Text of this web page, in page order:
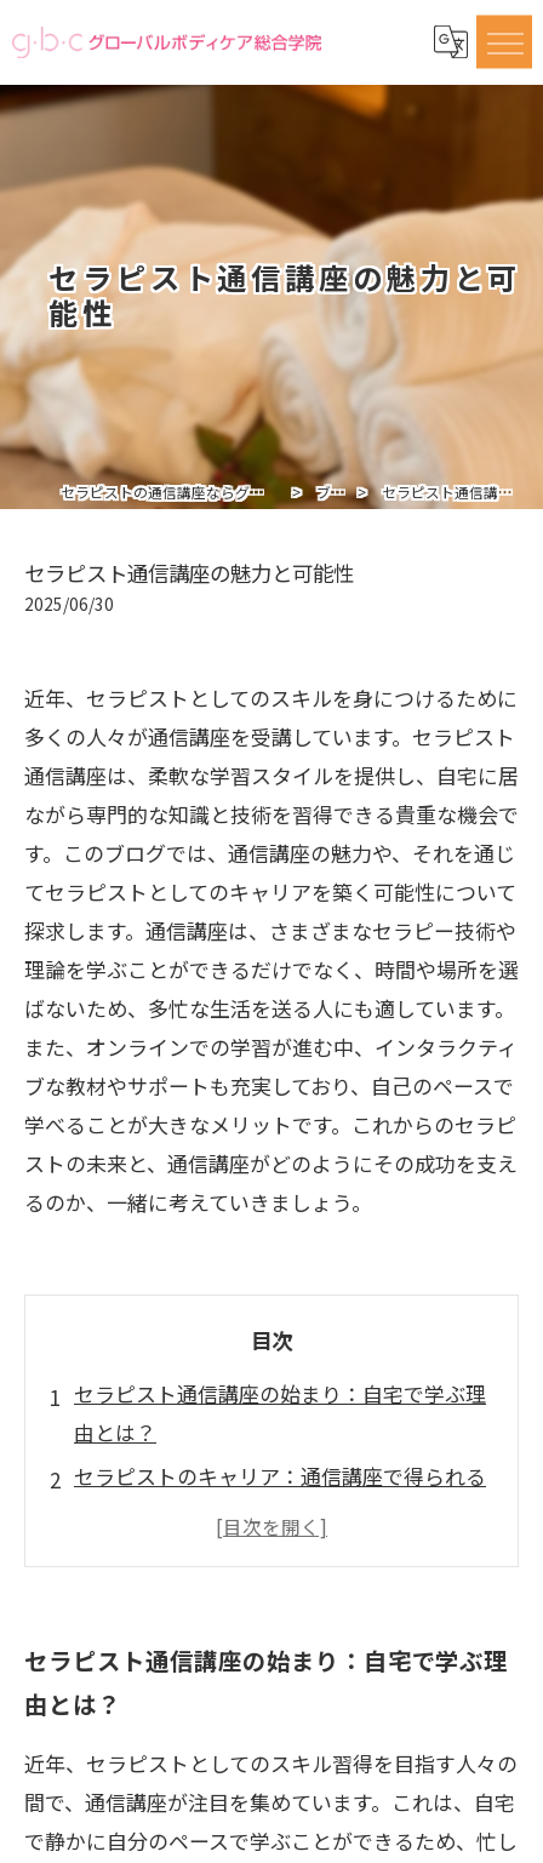
セラピスト通信講座の魅力と可
能性
セラピストの通信講座ならグローバルボディケア総合学院 ブログ セラピスト通信講座の魅力と可能性
セラピスト通信講座の魅力と可能性
2025/06/30
近年、セラピストとしてのスキルを身につけるために
多くの人々が通信講座を受講しています。セラピスト
通信講座は、柔軟な学習スタイルを提供し、自宅に居
ながら専門的な知識と技術を習得できる貴重な機会で
す。このブログでは、通信講座の魅力や、それを通じ
てセラピストとしてのキャリアを築く可能性について
探求します。通信講座は、さまざまなセラピー技術や
理論を学ぶことができるだけでなく、時間や場所を選
ばないため、多忙な生活を送る人にも適しています。
また、オンラインでの学習が進む中、インタラクティ
ブな教材やサポートも充実しており、自己のペースで
学べることが大きなメリットです。これからのセラピ
ストの未来と、通信講座がどのようにその成功を支え
るのか、一緒に考えていきましょう。
目次
セラピスト通信講座の始まり：自宅で学ぶ理
由とは？
セラピストのキャリア：通信講座で得られる
学びの自由：多忙な生活でもスキルを磨ける
材の魅力
未来へのステップ：通信講座がセラピストを
支える
経験者の声：通信講座での学びがキャリアに
与える影響
セラピスト通信講座の始まり：自宅で学ぶ理
由とは？
近年、セラピストとしてのスキル習得を目指す人々の
間で、通信講座が注目を集めています。これは、自宅
で静かに自分のペースで学ぶことができるため、忙し